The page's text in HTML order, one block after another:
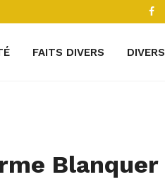
FAITS DIVERS DIVERS
Blanquer